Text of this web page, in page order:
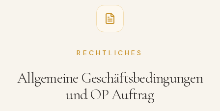
RECHTLICHES
Allgemeine Geschäftsbedingungen
und OP Auftrag